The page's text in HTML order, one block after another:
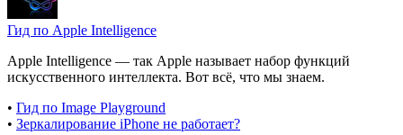
Гид по Apple Intelligence
Apple Intelligence — так Apple называет набор функций
искусственного интеллекта. Вот всё, что мы знаем.
• Гид по Image Playground
• Зеркалирование iPhone не работает?